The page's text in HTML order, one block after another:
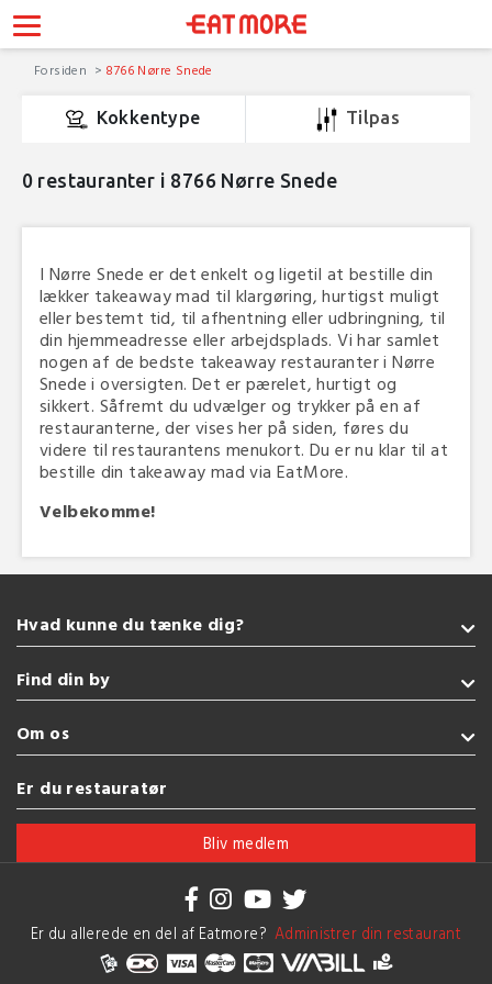
Forsiden 8766 Nørre Snede
Kokkentype Tilpas
0 restauranter i 8766 Nørre Snede
I Nørre Snede er det enkelt og ligetil at bestille din
lækker takeaway mad til klargøring, hurtigst muligt
eller bestemt tid, til afhentning eller udbringning, til
din hjemmeadresse eller arbejdsplads. Vi har samlet
nogen af de bedste takeaway restauranter i Nørre
Snede i oversigten. Det er pærelet, hurtigt og
sikkert. Såfremt du udvælger og trykker på en af
restauranterne, der vises her på siden, føres du
videre til restaurantens menukort. Du er nu klar til at
bestille din takeaway mad via EatMore.
Velbekomme!
Hvad kunne du tænke dig?
Takeaway
Burger
Indisk
Tyrkisk
Se flere køkkener
Find din by
Sønderborg
Kolding
Esbjerg
Vejle
Om os
Handelsbetingelser
Brug af cookies
Er du restauratør
Bliv medlem
Er du allerede en del af Eatmore? Administrer din restaurant